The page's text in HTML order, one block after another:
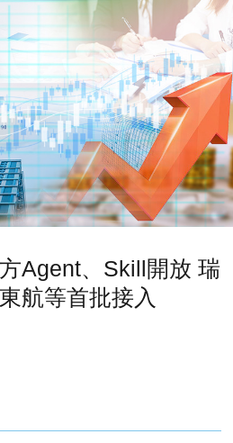
Agent、Skill開放 瑞
航等首批接入